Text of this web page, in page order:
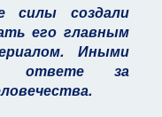
силы создали
его главным
Иными
ответе за